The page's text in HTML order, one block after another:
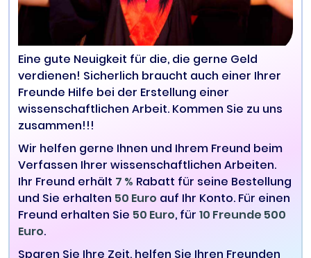
Eine gute Neuigkeit für die, die gerne Geld
verdienen! Sicherlich braucht auch einer Ihrer
Freunde Hilfe bei der Erstellung einer
wissenschaftlichen Arbeit. Kommen Sie zu uns
zusammen!!!
Wir helfen gerne Ihnen und Ihrem Freund beim
Verfassen Ihrer wissenschaftlichen Arbeiten.
Ihr Freund erhält 7 % Rabatt für seine Bestellung
und Sie erhalten 50 Euro auf Ihr Konto. Für einen
Freund erhalten Sie 50 Euro, für 10 Freunde 500
Euro.
Sparen Sie Ihre Zeit, helfen Sie Ihren Freunden